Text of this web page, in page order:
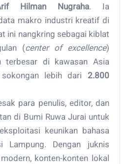
Hilman Nugraha. Ia
makro industri kreatif di
ini nangkring sebagai kiblat
(center of excellence)
terbesar di kawasan Asia
lebih dari 2.800
para penulis, editor, dan
di Bumi Ruwa Jurai untuk
keunikan bahasa
Lampung. Dengan juknis
konten-konten lokal